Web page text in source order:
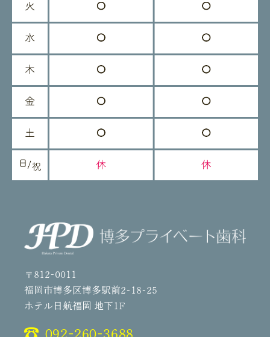
〒812-0011
福岡市博多区博多駅前2-18-25
ホテル日航福岡 地下1F
092-260-3688